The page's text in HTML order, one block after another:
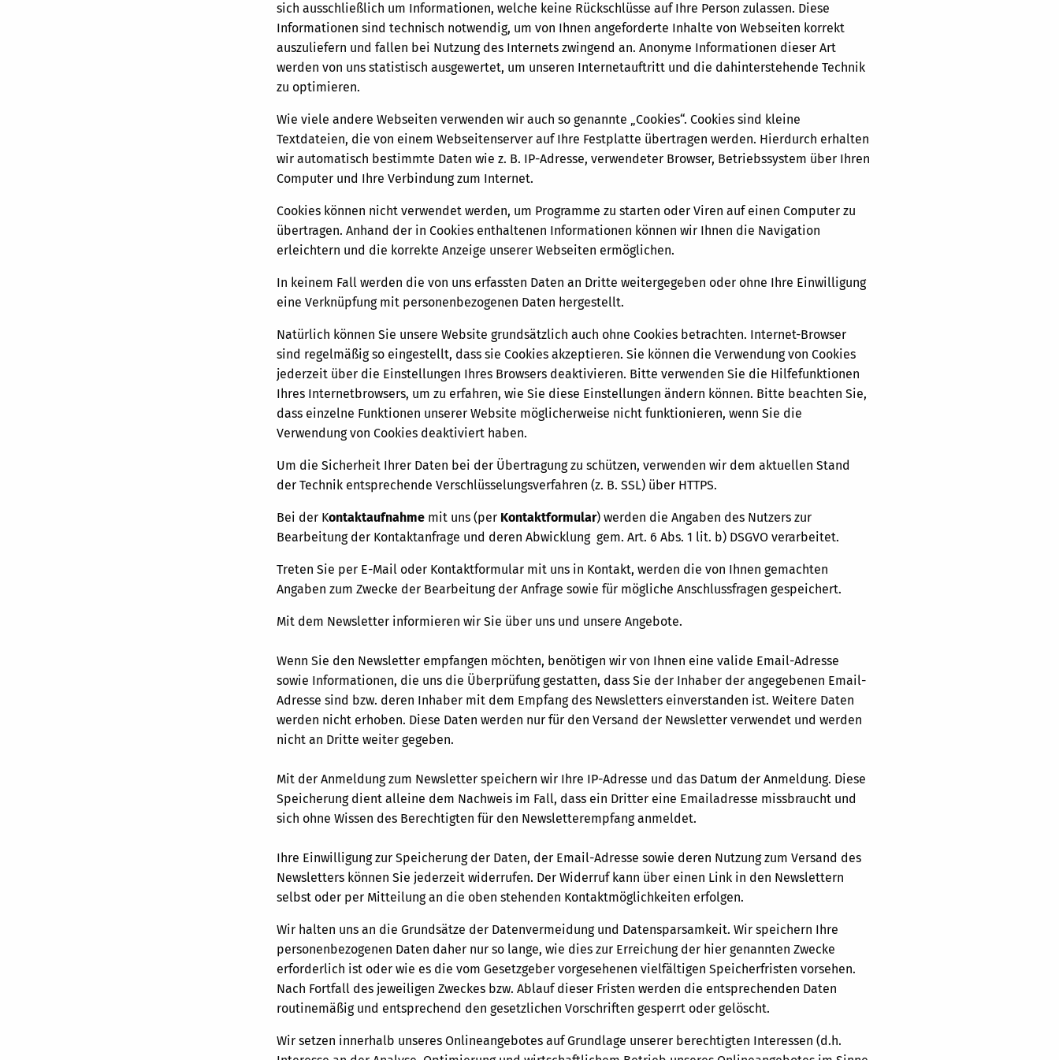
sich ausschließlich um Informationen, welche keine Rückschlüsse auf Ihre Person zulassen. Diese
Informationen sind technisch notwendig, um von Ihnen angeforderte Inhalte von Webseiten korrekt
auszuliefern und fallen bei Nutzung des Internets zwingend an. Anonyme Informationen dieser Art
werden von uns statistisch ausgewertet, um unseren Internetauftritt und die dahinterstehende Technik
zu optimieren.
Wie viele andere Webseiten verwenden wir auch so genannte „Cookies“. Cookies sind kleine
Textdateien, die von einem Webseitenserver auf Ihre Festplatte übertragen werden. Hierdurch erhalten
wir automatisch bestimmte Daten wie z. B. IP-Adresse, verwendeter Browser, Betriebssystem über Ihren
Computer und Ihre Verbindung zum Internet.
Cookies können nicht verwendet werden, um Programme zu starten oder Viren auf einen Computer zu
übertragen. Anhand der in Cookies enthaltenen Informationen können wir Ihnen die Navigation
erleichtern und die korrekte Anzeige unserer Webseiten ermöglichen.
In keinem Fall werden die von uns erfassten Daten an Dritte weitergegeben oder ohne Ihre Einwilligung
eine Verknüpfung mit personenbezogenen Daten hergestellt.
Natürlich können Sie unsere Website grundsätzlich auch ohne Cookies betrachten. Internet-Browser
sind regelmäßig so eingestellt, dass sie Cookies akzeptieren. Sie können die Verwendung von Cookies
jederzeit über die Einstellungen Ihres Browsers deaktivieren. Bitte verwenden Sie die Hilfefunktionen
Ihres Internetbrowsers, um zu erfahren, wie Sie diese Einstellungen ändern können. Bitte beachten Sie,
dass einzelne Funktionen unserer Website möglicherweise nicht funktionieren, wenn Sie die
Verwendung von Cookies deaktiviert haben.
Um die Sicherheit Ihrer Daten bei der Übertragung zu schützen, verwenden wir dem aktuellen Stand
der Technik entsprechende Verschlüsselungsverfahren (z. B. SSL) über HTTPS.
Bei der Kontaktaufnahme mit uns (per Kontaktformular) werden die Angaben des Nutzers zur
Bearbeitung der Kontaktanfrage und deren Abwicklung gem. Art. 6 Abs. 1 lit. b) DSGVO verarbeitet.
Treten Sie per E-Mail oder Kontaktformular mit uns in Kontakt, werden die von Ihnen gemachten
Angaben zum Zwecke der Bearbeitung der Anfrage sowie für mögliche Anschlussfragen gespeichert.
Mit dem Newsletter informieren wir Sie über uns und unsere Angebote.
Wenn Sie den Newsletter empfangen möchten, benötigen wir von Ihnen eine valide Email-Adresse
sowie Informationen, die uns die Überprüfung gestatten, dass Sie der Inhaber der angegebenen Email-
Adresse sind bzw. deren Inhaber mit dem Empfang des Newsletters einverstanden ist. Weitere Daten
werden nicht erhoben. Diese Daten werden nur für den Versand der Newsletter verwendet und werden
nicht an Dritte weiter gegeben.
Mit der Anmeldung zum Newsletter speichern wir Ihre IP-Adresse und das Datum der Anmeldung. Diese
Speicherung dient alleine dem Nachweis im Fall, dass ein Dritter eine Emailadresse missbraucht und
sich ohne Wissen des Berechtigten für den Newsletterempfang anmeldet.
Ihre Einwilligung zur Speicherung der Daten, der Email-Adresse sowie deren Nutzung zum Versand des
Newsletters können Sie jederzeit widerrufen. Der Widerruf kann über einen Link in den Newslettern
selbst oder per Mitteilung an die oben stehenden Kontaktmöglichkeiten erfolgen.
Wir halten uns an die Grundsätze der Datenvermeidung und Datensparsamkeit. Wir speichern Ihre
personenbezogenen Daten daher nur so lange, wie dies zur Erreichung der hier genannten Zwecke
erforderlich ist oder wie es die vom Gesetzgeber vorgesehenen vielfältigen Speicherfristen vorsehen.
Nach Fortfall des jeweiligen Zweckes bzw. Ablauf dieser Fristen werden die entsprechenden Daten
routinemäßig und entsprechend den gesetzlichen Vorschriften gesperrt oder gelöscht.
Wir setzen innerhalb unseres Onlineangebotes auf Grundlage unserer berechtigten Interessen (d.h.